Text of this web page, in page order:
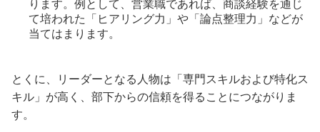
ります。例として、営業職であれば、商談経験を通じ
て培われた「ヒアリング力」や「論点整理力」などが
当てはまります。
とくに、リーダーとなる人物は「専門スキルおよび特化ス
キル」が高く、部下からの信頼を得ることにつながりま
す。